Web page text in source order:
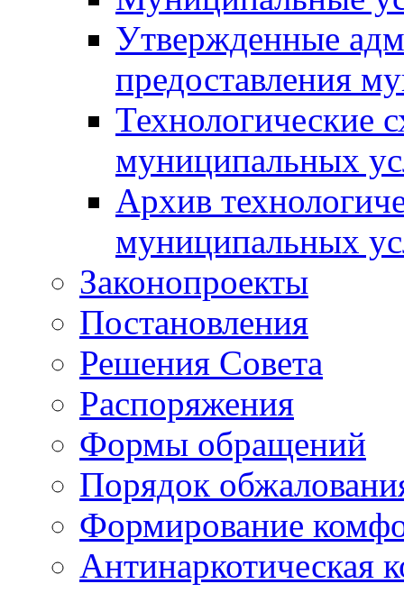
Утвержденные
предоставления
Технологические
муниципальных
Архив
муниципальных
Законопроекты
Постановления
Решения Совета
Распоряжения
Формы обращений
Порядок
Формирование
Антинаркотическая